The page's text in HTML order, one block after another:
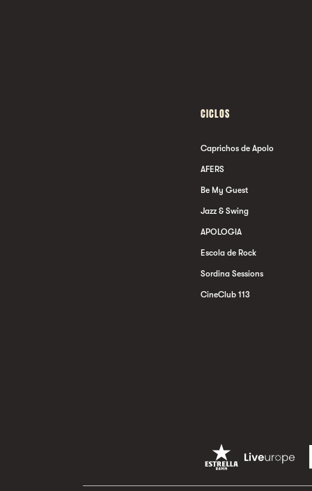
CICLOS
Caprichos de Apolo
AFERS
Be My Guest
Jazz & Swing
APOLOGIA
Escola de Rock
Sordina Sessions
CineClub 113